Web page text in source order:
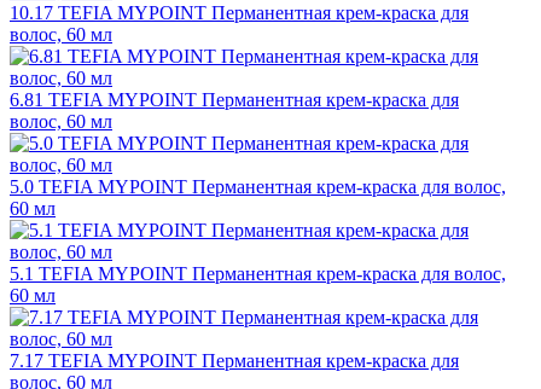
10.17 TEFIA MYPOINT Перманентная крем-краска для
волос, 60 мл
6.81 TEFIA MYPOINT Перманентная крем-краска для
волос, 60 мл
5.0 TEFIA MYPOINT Перманентная крем-краска для волос,
60 мл
5.1 TEFIA MYPOINT Перманентная крем-краска для волос,
60 мл
7.17 TEFIA MYPOINT Перманентная крем-краска для
волос, 60 мл